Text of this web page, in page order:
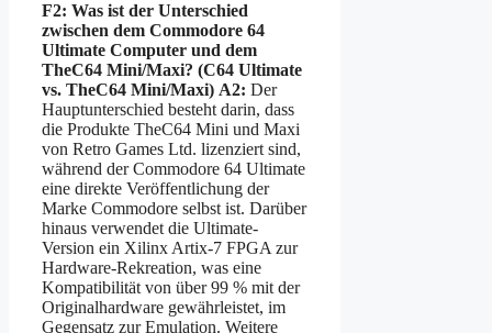
F2: Was ist der Unterschied
zwischen dem Commodore 64
Ultimate Computer und dem
TheC64 Mini/Maxi? (C64 Ultimate
vs. TheC64 Mini/Maxi) A2: Der
Hauptunterschied besteht darin, dass
die Produkte TheC64 Mini und Maxi
von Retro Games Ltd. lizenziert sind,
während der Commodore 64 Ultimate
eine direkte Veröffentlichung der
Marke Commodore selbst ist. Darüber
hinaus verwendet die Ultimate-
Version ein Xilinx Artix-7 FPGA zur
Hardware-Rekreation, was eine
Kompatibilität von über 99 % mit der
Originalhardware gewährleistet, im
Gegensatz zur Emulation. Weitere